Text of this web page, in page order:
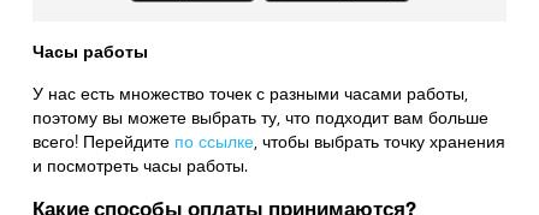
Часы работы
У нас есть множество точек с разными часами работы,
поэтому вы можете выбрать ту, что подходит вам больше
всего! Перейдите по ссылке, чтобы выбрать точку хранения
и посмотреть часы работы.
Какие способы оплаты принимаются?